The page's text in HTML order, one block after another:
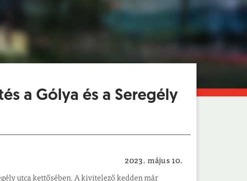
a Gólya és a Seregély
Városfejlesztés
2023. május 10.
utca kettősében. A kivitelező kedden már